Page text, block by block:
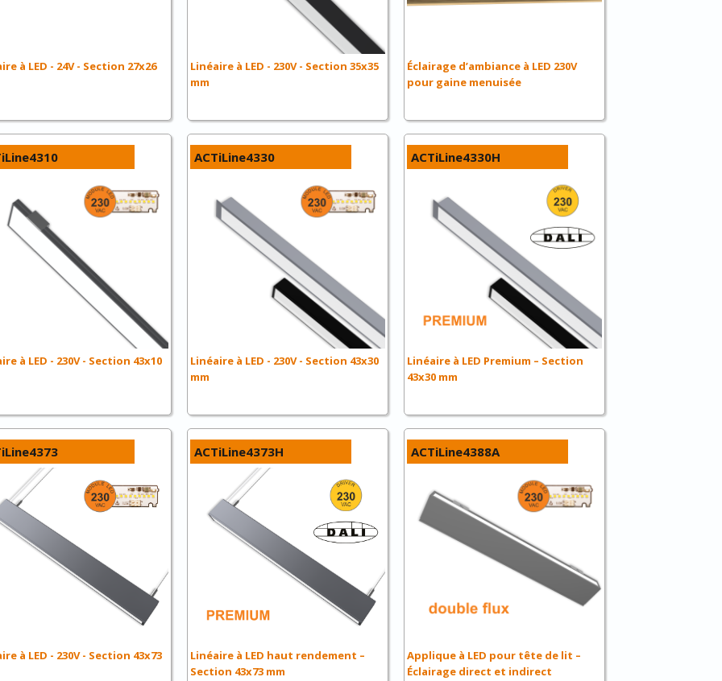
à LED - 24V - Section 27x26
Linéaire à LED - 230V - Section 35x35
mm
Éclairage d’ambiance à LED 230V
pour gaine menuisée
à LED - 230V - Section 43x10
ACTiLine4330
Linéaire à LED - 230V - Section 43x30
mm
ACTiLine4330H
Linéaire à LED Premium – Section
43x30 mm
à LED - 230V - Section 43x73
ACTiLine4373H
Linéaire à LED haut rendement –
Section 43x73 mm
ACTiLine4388A
Applique à LED pour tête de lit –
Éclairage direct et indirect